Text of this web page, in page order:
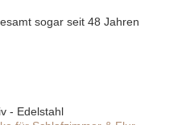
sogar seit 48 Jahren
- Edelstahl